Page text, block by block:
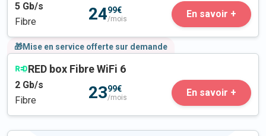
5 Gb/s
Fibre
2499€
/mois En savoir +
🎁Mise en service offerte sur demande
RED box Fibre WiFi 6
2 Gb/s
Fibre
2399€
/mois En savoir +